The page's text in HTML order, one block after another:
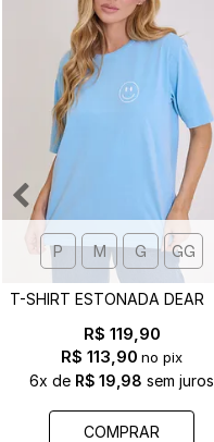
P M G GG
R$ 119,90
R$ 113,90 no pix
6x de R$ 19,98 sem juros
COMPRAR